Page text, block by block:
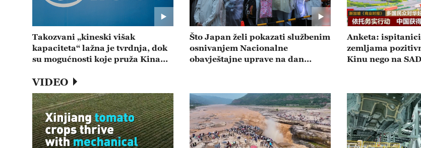
Takozvani „kineski višak
kapaciteta“ lažna je tvrdnja, dok
su mogućnosti koje pruža Kina
Što Japan želi pokazati službenim
osnivanjem Nacionalne
obavještajne uprave na dan
Anketa:
zemljama
Kinu nego na
VIDEO